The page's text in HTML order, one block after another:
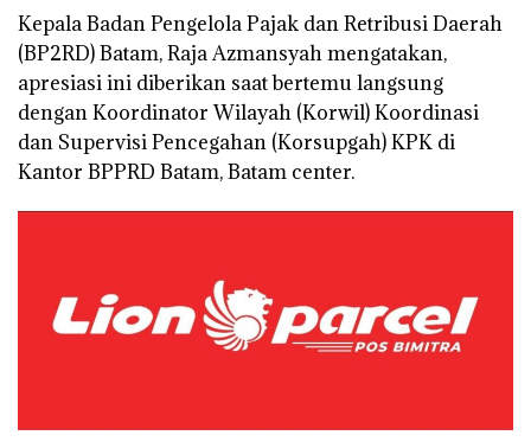
Kepala Badan Pengelola Pajak dan Retribusi Daerah
(BP2RD) Batam, Raja Azmansyah mengatakan,
apresiasi ini diberikan saat bertemu langsung
dengan Koordinator Wilayah (Korwil) Koordinasi
dan Supervisi Pencegahan (Korsupgah) KPK di
Kantor BPPRD Batam, Batam center.